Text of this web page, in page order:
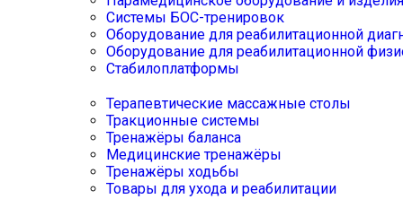
Системы БОС-тренировок
Оборудование для реабилитационной
Оборудование для реабилитационной
Стабилоплатформы
Терапевтические массажные столы
Тракционные системы
Тренажёры баланса
Медицинские тренажёры
Тренажёры ходьбы
Товары для ухода и реабилитации